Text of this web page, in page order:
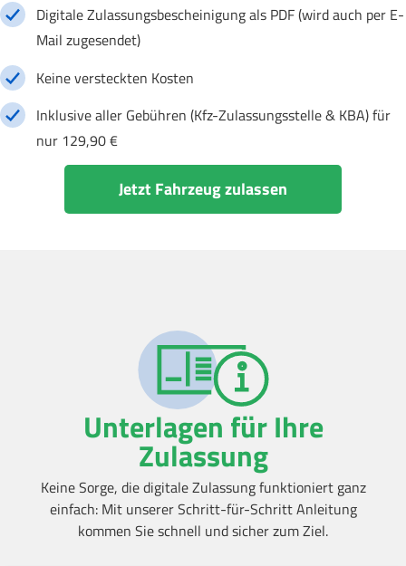
Digitale Zulassungsbescheinigung als PDF (wird auch per E-
Mail zugesendet)
Keine versteckten Kosten
Inklusive aller Gebühren (Kfz-Zulassungsstelle & KBA) für
nur 129,90 €
Jetzt Fahrzeug zulassen
Unterlagen für Ihre
Zulassung
Keine Sorge, die digitale Zulassung funktioniert ganz
einfach: Mit unserer Schritt-für-Schritt Anleitung
kommen Sie schnell und sicher zum Ziel.